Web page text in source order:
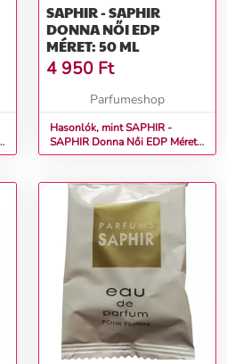
SAPHIR - SAPHIR
DONNA NŐI EDP
MÉRET: 50 ML
4 950 Ft
Parfumeshop
Hasonlók, mint SAPHIR -
SAPHIR Donna Női EDP Méret:
50 ml